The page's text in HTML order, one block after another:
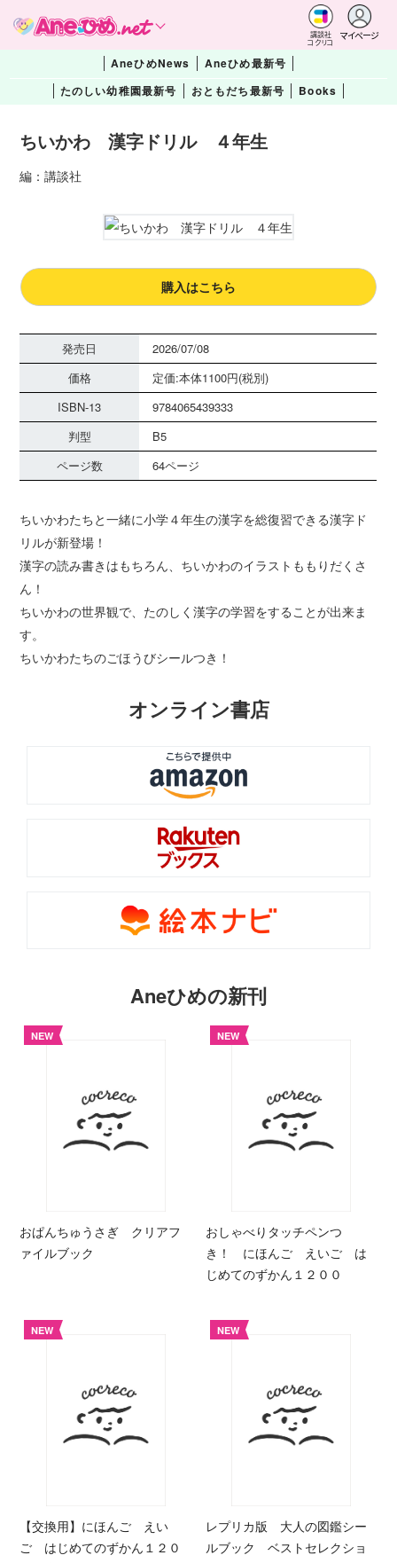
講談社
コクリコ
マイページ
AneひめNews
Aneひめ最新号
たのしい幼稚園最新号
おともだち最新号 Books
ちいかわ 漢字ドリル ４年生
編：講談社
購入はこちら
発売日
2026/07/08
価格
定価:本体1100円(税別)
ISBN-13
9784065439333
判型
B5
ページ数
64ページ
ちいかわたちと一緒に小学４年生の漢字を総復習できる漢字ド
リルが新登場！
漢字の読み書きはもちろん、ちいかわのイラストももりだくさ
ん！
ちいかわの世界観で、たのしく漢字の学習をすることが出来ま
す。
ちいかわたちのごほうびシールつき！
オンライン書店
Aneひめの新刊
NEW
おぱんちゅうさぎ クリアフ
ァイルブック
NEW
おしゃべりタッチペンつ
き！ にほんご えいご は
じめてのずかん１２００
NEW
【交換用】にほんご えい
ご はじめてのずかん１２０
NEW
レプリカ版 大人の図鑑シー
ルブック ベストセレクショ